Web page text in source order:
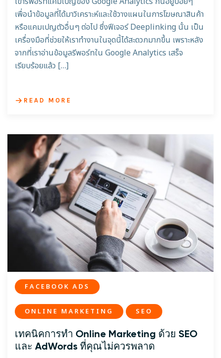
เพื่อนำข้อมูลที่ได้มาวิเคราะห์และใช้วางแผนในการโฆษณาสินค้า
หรือแคมเปญตัวอื่นๆ ต่อไป ซึ่งฟีเจอร์ Deeplinking นั้น เป็น
เครื่องมือที่ช่วยให้เราทำงานในจุดนี้ได้สะดวกมากขึ้น เพราะหลัง
จากที่เราอ่านข้อมูลรีพอร์ทใน Google Analytics เสร็จ
เรียบร้อยแล้ว […]
READ MORE
FACEBOOK ADS
ONLINE MARKETING SEO
เทคนิคการทำ Online Marketing ด้วย SEO
และ AdWords ที่คุณไม่ควรพลาด